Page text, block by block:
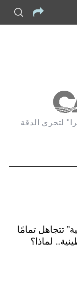
لتحري الدقة
تتجاهل تمامًا
لماذا؟